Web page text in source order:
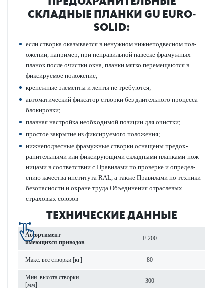
СКЛАДНЫЕ ПЛАНКИ GU EURO-
SOLID:
если створка оказывается в ненужном нижнепо­д­в­есном пол­
ожении, например, при непр­ав­ильной нав­еске фрамужных
планок после очистки окна, планки мягко пер­емещаются в
фиксируемое пол­ожение;
крепежные элементы и ленты не требуются;
автом­ат­ический фиксатор створки без длительного процесса
блокировки;
плавная наст­ройка нео­б­ход­имой позиции для очистки;
про­стое закрытие из фиксируемого пол­ожения;
нижнепо­д­в­есные фрамужные створки оснащены предо­х­
ранительными или фиксирующими складными план­ками-нож­
ни­цами в соотв­е­тствии с Прав­и­лами по проверке и опреде­л­
ению качества института RAL, а также Прав­и­лами по техники
безоп­асности и охране труда Объединения отрасл­евых
страховых союзов
ТЕХНИЧЕСКИЕ ДАННЫЕ
Ассортимент
имеющихся при­в­одов
F 200
Макс. вес створки [кг] 80
Мин. высота створки
[мм]
300